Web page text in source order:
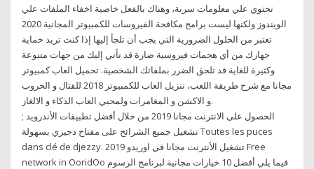
تحتوي علي معلومات سرية، وهناك بالفعل خاصية اخفاء الملفات علي
الويندوز ولكنها ليست برامج مكافحة الفيروسات للكمبيوتر المجانية 2020
تعتبر من الحلول الضرورية التي يجب أن تلجأ إليها إذا كنت تريد حماية
جهازك من أي هجمات فيروسية ضارة قد تأتي إليك من جهات متنوعة
وكثيرة للغاية قد تلحق الضرر بملفاتك الشخصية. تحميل العاب كمبيوتر
مجانا مع شرح طريقة اللعب، تنزيل العاب للكمبيوتر 2018 للقتال و الحروب
و الاكشن و المغامرات ولمحبي العاب الذكاء و الالغاز.
الحصول على الانترنت مجانا 2019 من خلال أفضل تطبيقات الأندرويد ;
تشغيل جميع الشرائح على مفتاح دجيزي بسهولة Toutes les puces
dans clé de djezzy. تشغيل الأنترنت مجانا في اوريدو 2019 Free
network in OoridOo فيما يلي أفضل 10 خيارات مجانية لبرنامج الرسوم